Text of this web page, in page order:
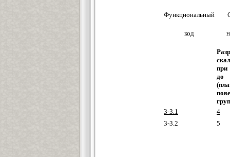
Функциональный
код
при
3-3.1
4
3-3.2
5